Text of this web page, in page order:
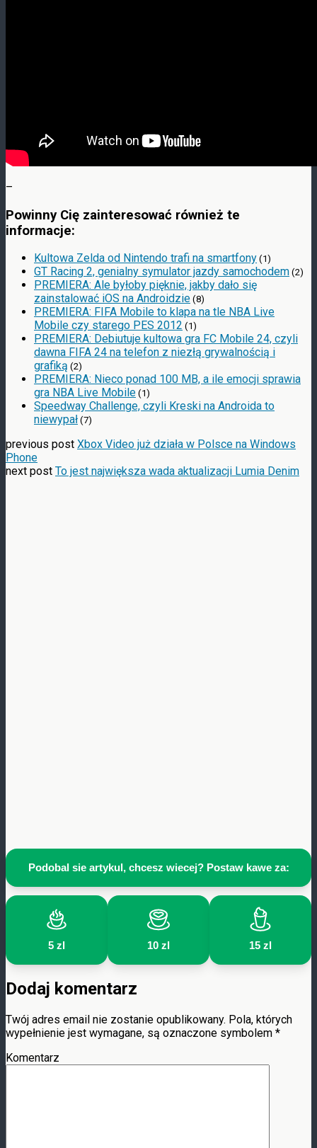
–
Powinny Cię zainteresować również te
informacje:
Kultowa Zelda od Nintendo trafi na smartfony (1)
GT Racing 2, genialny symulator jazdy samochodem (2)
PREMIERA: Ale byłoby pięknie, jakby dało się
zainstalować iOS na Androidzie (8)
PREMIERA: FIFA Mobile to klapa na tle NBA Live
Mobile czy starego PES 2012 (1)
PREMIERA: Debiutuje kultowa gra FC Mobile 24, czyli
dawna FIFA 24 na telefon z niezłą grywalnością i
grafiką (2)
PREMIERA: Nieco ponad 100 MB, a ile emocji sprawia
gra NBA Live Mobile (1)
Speedway Challenge, czyli Kreski na Androida to
niewypał (7)
previous post Xbox Video już działa w Polsce na Windows
Phone
next post To jest największa wada aktualizacji Lumia Denim
Podobal sie artykul, chcesz wiecej? Postaw kawe za:
5 zl 10 zl 15 zl
Dodaj komentarz
Twój adres email nie zostanie opublikowany. Pola, których
wypełnienie jest wymagane, są oznaczone symbolem *
Komentarz